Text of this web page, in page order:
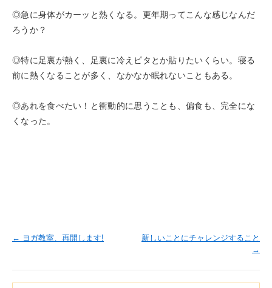
◎急に身体がカーッと熱くなる。更年期ってこんな感じなんだ
ろうか？
◎特に足裏が熱く、足裏に冷えピタとか貼りたいくらい。寝る
前に熱くなることが多く、なかなか眠れないこともある。
◎あれを食べたい！と衝動的に思うことも、偏食も、完全にな
くなった。
← ヨガ教室、再開します!
新しいことにチャレンジすること
→